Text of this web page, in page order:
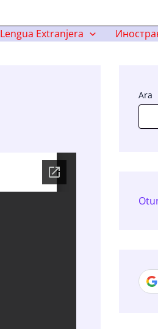
Lengua Extranjera
Ara